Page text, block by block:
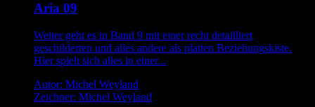
Aria 09
Weiter geht es in Band 9 mit einer recht detailliert
geschilderten und alles andere als platten Beziehungskiste.
Hier spielt sich alles in einer...
Autor: Michel Weyland
Zeichner: Michel Weyland